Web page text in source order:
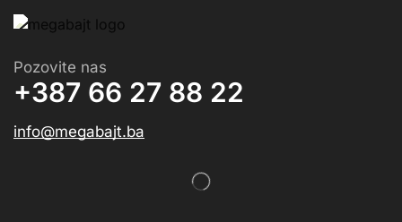
Pozovite nas
+387 66 27 88 22
info@megabajt.ba